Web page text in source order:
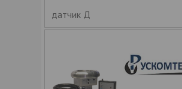
датчик Д